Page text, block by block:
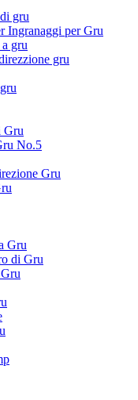
gru
Ingranaggi per Gru
gru
gru
Gru
No.5
Gru
Gru
di Gru